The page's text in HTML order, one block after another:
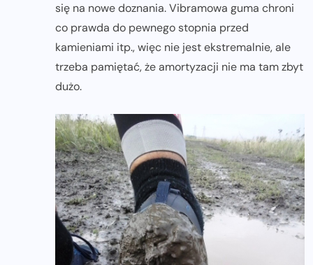
się na nowe doznania. Vibramowa guma chroni
co prawda do pewnego stopnia przed
kamieniami itp., więc nie jest ekstremalnie, ale
trzeba pamiętać, że amortyzacji nie ma tam zbyt
dużo.